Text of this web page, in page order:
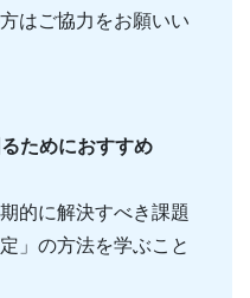
はご協力をお願いい
ためにおすすめ
的に解決すべき課題
」の方法を学ぶこと